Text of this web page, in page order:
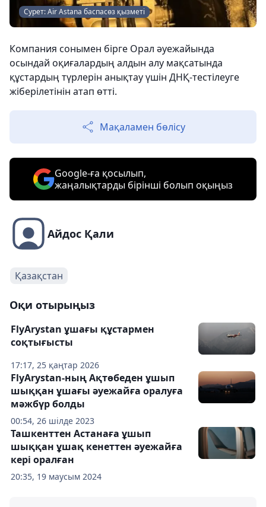
Сурет: Air Astana баспасөз қызметі
Компания сонымен бірге Орал әуежайында
осындай оқиғалардың алдын алу мақсатында
құстардың түрлерін анықтау үшін ДНҚ-тестілеуге
жіберілетінін атап өтті.
Мақаламен бөлісу
Google-ға қосылып,
жаңалықтарды бірінші болып оқыңыз
Айдос Қали
Қазақстан
Оқи отырыңыз
17:17, 25 қаңтар 2026
FlyArystan ұшағы құстармен
соқтығысты
00:54, 26 шілде 2023
FlyArystan-ның Ақтөбеден ұшып
шыққан ұшағы әуежайға оралуға
мәжбүр болды
20:35, 19 маусым 2024
Ташкенттен Астанаға ұшып
шыққан ұшақ кенеттен әуежайға
кері оралған